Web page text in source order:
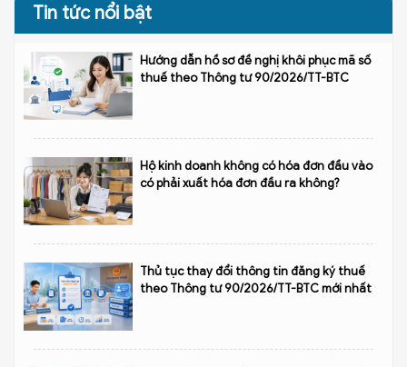
Tin tức nổi bật
Hướng dẫn hồ sơ đề nghị khôi phục mã số
thuế theo Thông tư 90/2026/TT-BTC
Hộ kinh doanh không có hóa đơn đầu vào
có phải xuất hóa đơn đầu ra không?
Thủ tục thay đổi thông tin đăng ký thuế
theo Thông tư 90/2026/TT-BTC mới nhất